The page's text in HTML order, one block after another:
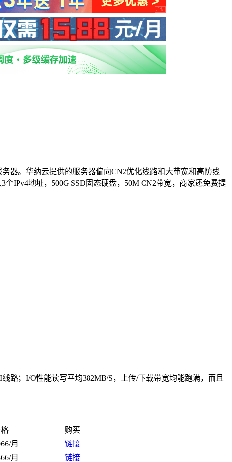
器。华纳云提供的服务器偏向CN2优化线路和大带宽和高防线
IPv4地址，500G SSD固态硬盘，50M CN2带宽，商家还免费提
路；I/O性能读写平均382MB/S，上传/下载带宽均能跑满，而且
购买
月
链接
月
链接